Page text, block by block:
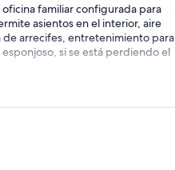
familiar configurada para
asientos en el interior, aire
arrecifes, entretenimiento para
si se está perdiendo el